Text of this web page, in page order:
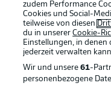
zudem Performance
Cookies und Social-
teilweise von diesen
du in unsererCookie-
Einstellungen, in denen
jederzeit verwalten
Wir und unsere61-
personenbezogene